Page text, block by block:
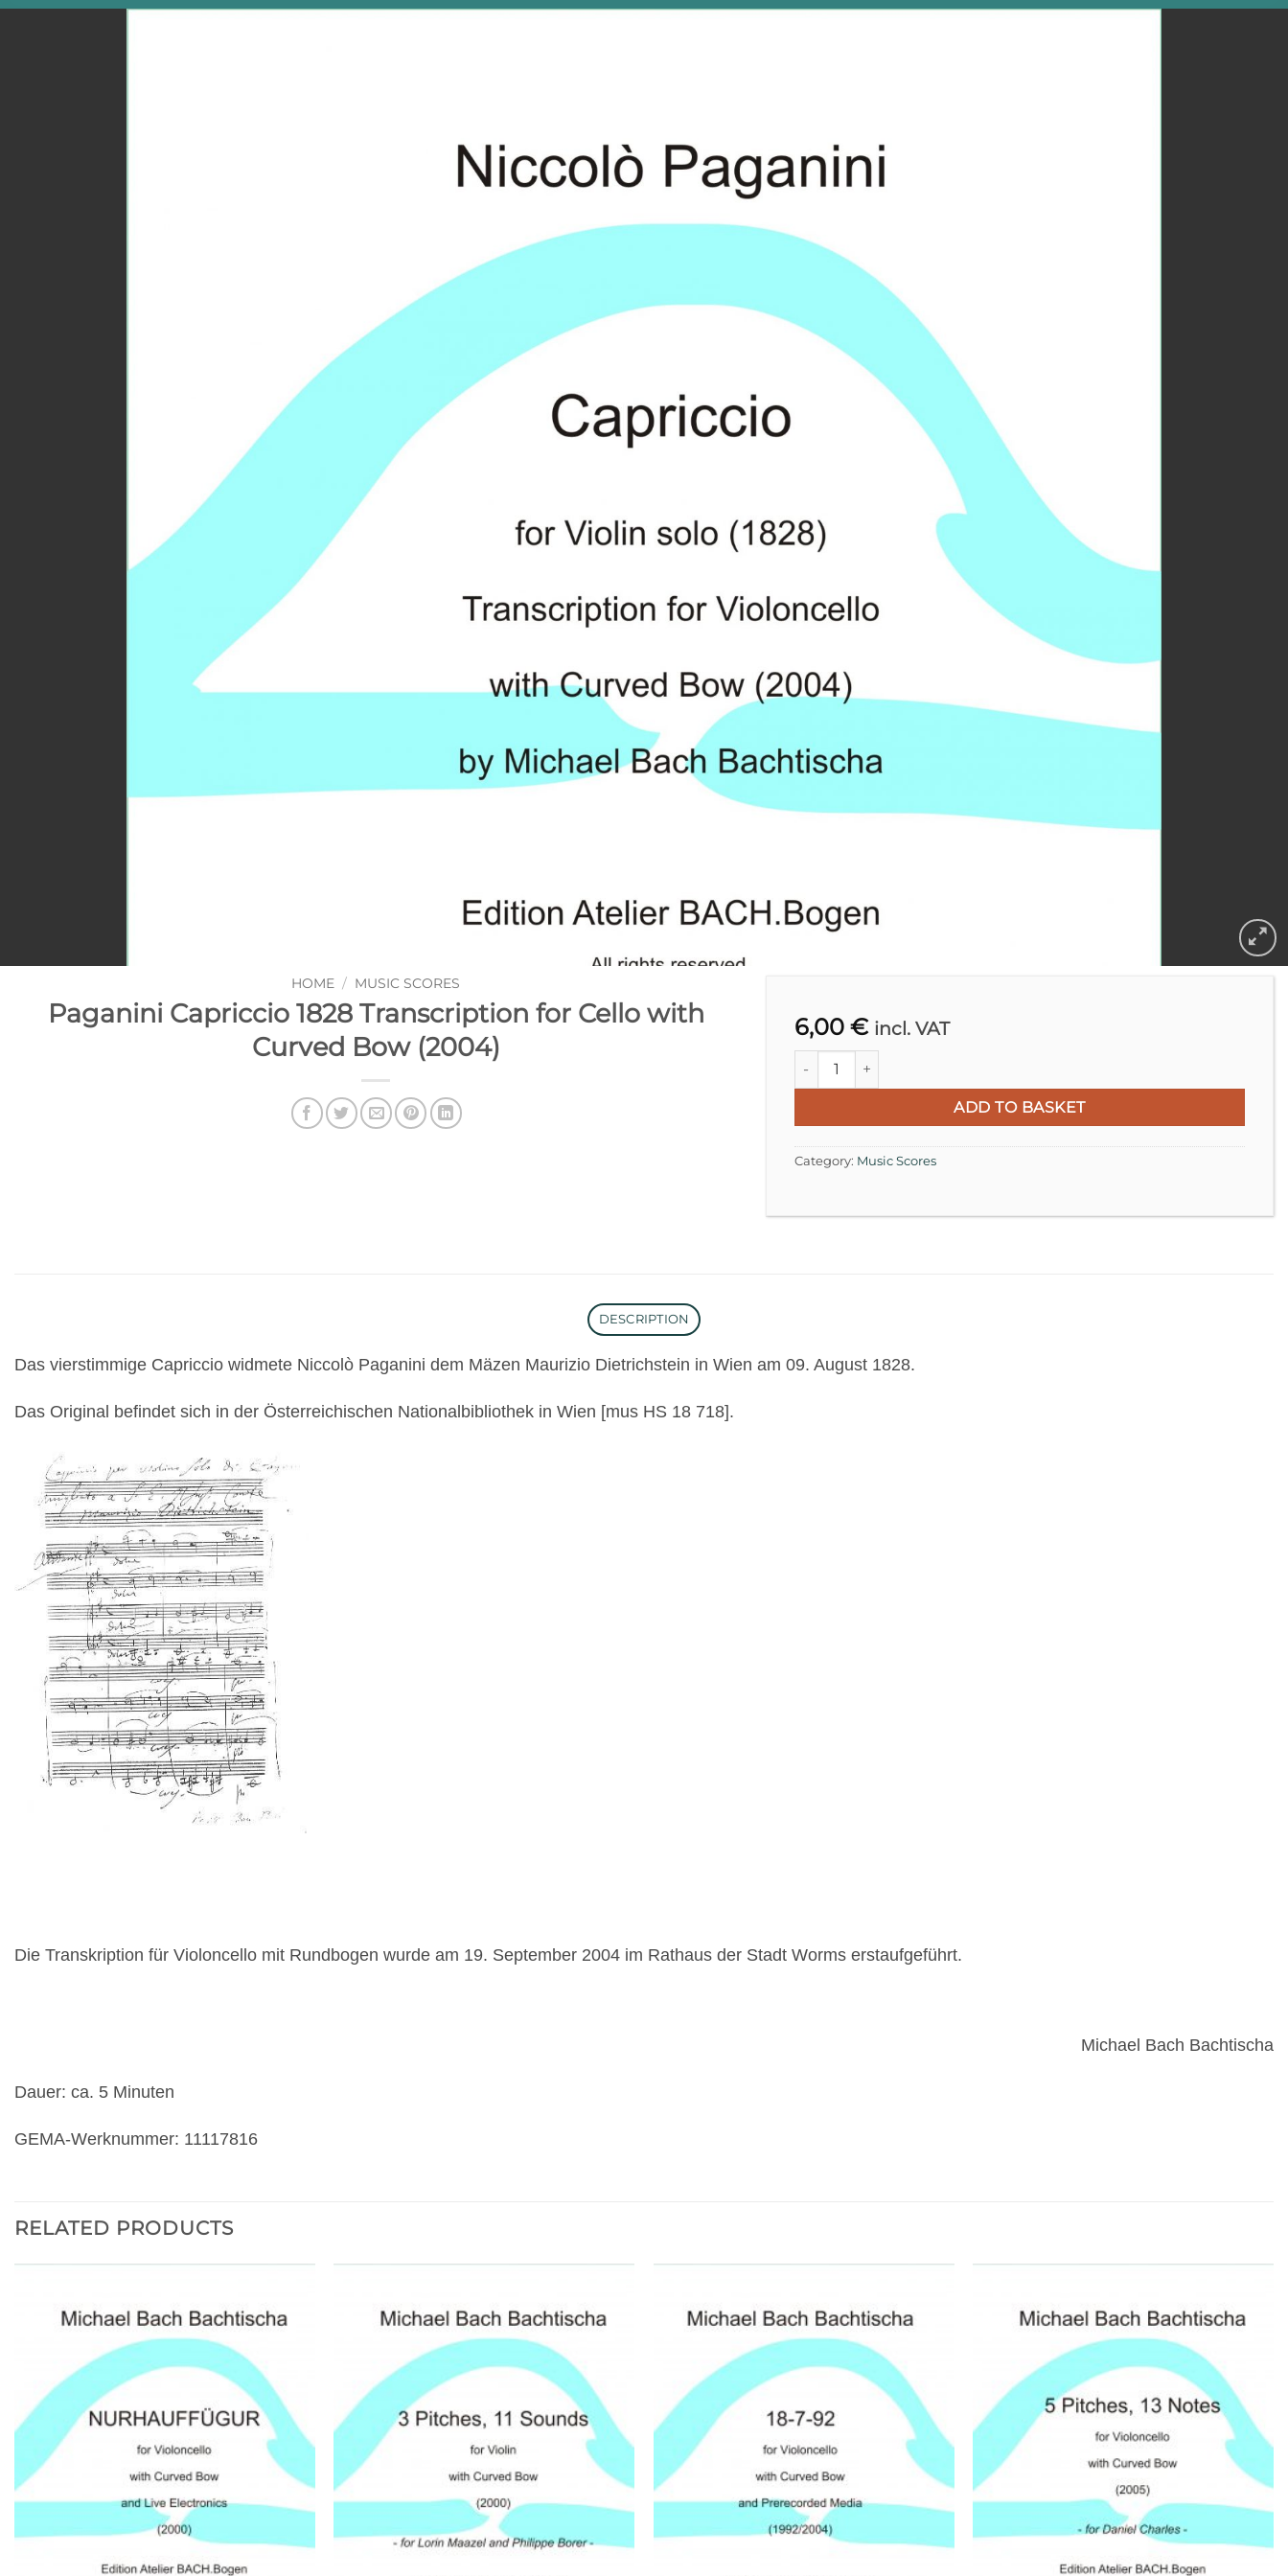
HOME / MUSIC SCORES
Paganini Capriccio 1828 Transcription for Cello with
Curved Bow (2004)
6,00 € incl. VAT
Paganini Capriccio 1828 Transcription for Cello with Curved Bow (2004)
ADD TO BASKET
Category: Music Scores
DESCRIPTION
Das vierstimmige Capriccio widmete Niccolò Paganini dem Mäzen Maurizio Dietrichstein in Wien am 09. August 1828.
Das Original befindet sich in der Österreichischen Nationalbibliothek in Wien [mus HS 18 718].
Die Transkription für Violoncello mit Rundbogen wurde am 19. September 2004 im Rathaus der Stadt Worms erstaufgeführt.
Michael Bach Bachtischa
Dauer: ca. 5 Minuten
GEMA-Werknummer: 11117816
RELATED PRODUCTS